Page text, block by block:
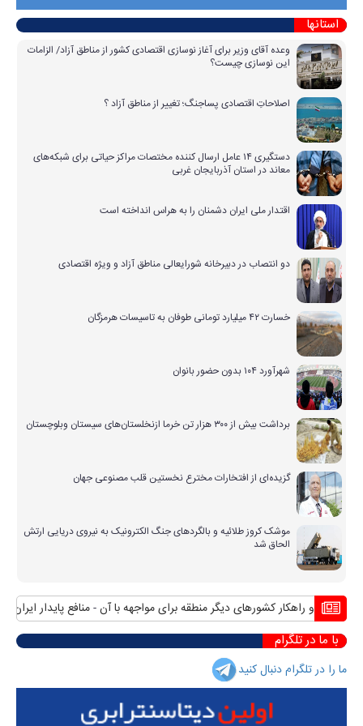
استانها
وعده آقای وزیر برای آغاز نوسازی اقتصادی کشور از مناطق آزاد/ الزامات
این نوسازی چیست؟
اصلاحاتِ اقتصادی پساجنگ؛ تغییر از مناطق آزاد ؟
دستگیری ۱۴ عامل ارسال کننده مختصات مراکز حیاتی برای شبکه‌های
معاند در استان آذربایجان غربی
اقتدار ملی ایران دشمنان را به هراس انداخته است
دو انتصاب در دبیرخانه شورایعالی مناطق آزاد و ویژه اقتصادی
خسارت ۴۲ میلیارد تومانی طوفان به تاسیسات هرمزگان
شهرآورد ۱۰۴ بدون حضور بانوان
برداشت بیش از ۳۰۰ هزار تن خرما ازنخلستان‌های سیستان وبلوچستان
گزیده‌ای از افتخارات مخترع نخستین قلب مصنوعی جهان
موشک کروز طلائیه و بالگردهای جنگ الکترونیک به نیروی دریایی ارتش
الحاق شد
آبی و راهکار کشورهای دیگر منطقه برای مواجهه با آن منافع پایدار ایران در
با ما در تلگرام
ما را در تلگرام دنبال کنید